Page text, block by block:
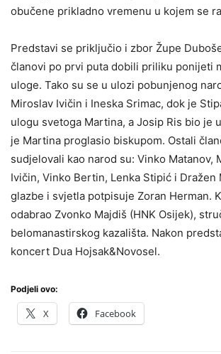
obučene prikladno vremenu u kojem se
Predstavi se priključio i zbor Župe
članovi po prvi puta dobili priliku ponijeti
uloge. Tako su se u ulozi pobunjenog
Miroslav Ivičin i Ineska Srimac, dok je
ulogu svetoga Martina, a Josip Ris bio je
je Martina proglasio biskupom. Ostali
sudjelovali kao narod su: Vinko Matanov,
Ivičin, Vinko Bertin, Lenka Stipić i Dražen
glazbe i svjetla potpisuje Zoran Herman.
odabrao Zvonko Majdiš (HNK Osijek),
belomanastirskog kazališta. Nakon
koncert Dua Hojsak&Novosel.
Podjeli ovo:
X Facebook